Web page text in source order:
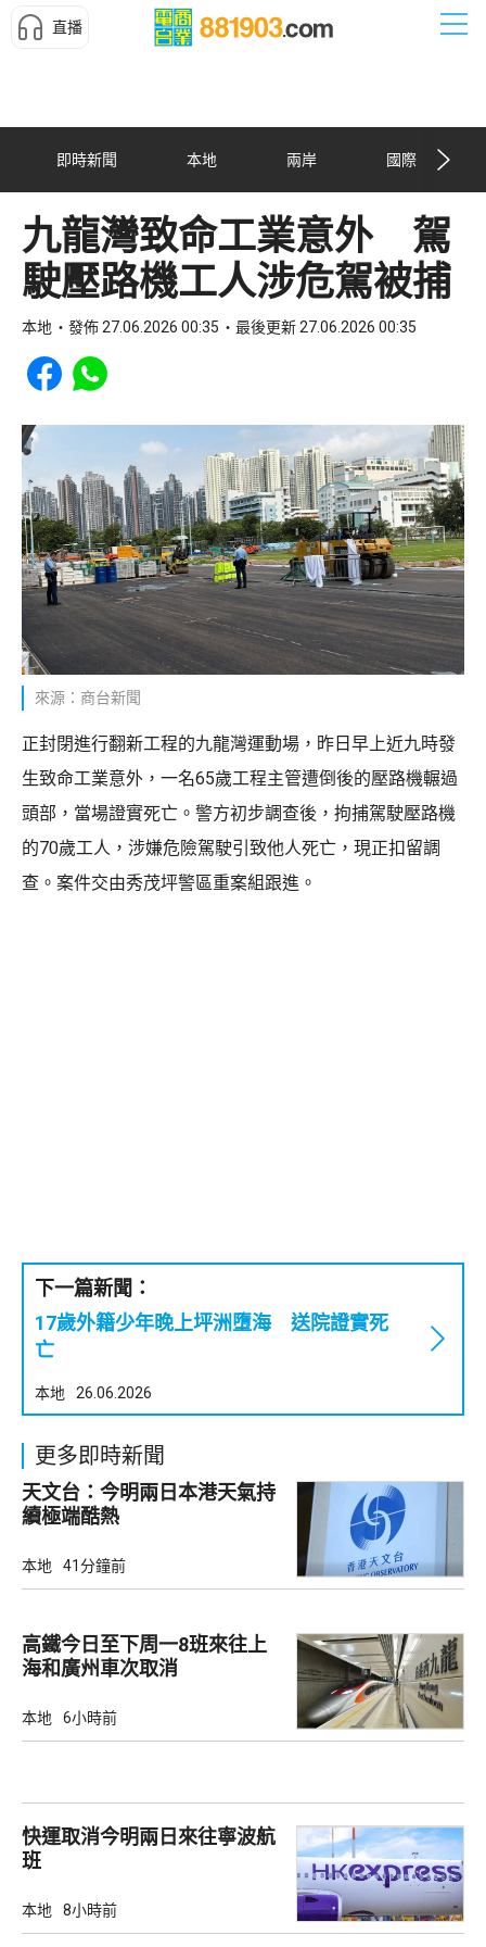
直播
即時新聞 本地 兩岸 國際
九龍灣致命工業意外 駕
駛壓路機工人涉危駕被捕
本地 發佈 27.06.2026 00:35 最後更新 27.06.2026 00:35
Share to Facebook
Share to WhatsApp
來源：商台新聞
正封閉進行翻新工程的九龍灣運動場，昨日早上近九時發
生致命工業意外，一名65歲工程主管遭倒後的壓路機輾過
頭部，當場證實死亡。警方初步調查後，拘捕駕駛壓路機
的70歲工人，涉嫌危險駕駛引致他人死亡，現正扣留調
查。案件交由秀茂坪警區重案組跟進。
下一篇新聞：
17歲外籍少年晚上坪洲墮海 送院證實死
亡
本地 26.06.2026
更多即時新聞
天文台：今明兩日本港天氣持
續極端酷熱
本地 41分鐘前
高鐵今日至下周一8班來往上
海和廣州車次取消
本地 6小時前
快運取消今明兩日來往寧波航
班
本地 8小時前